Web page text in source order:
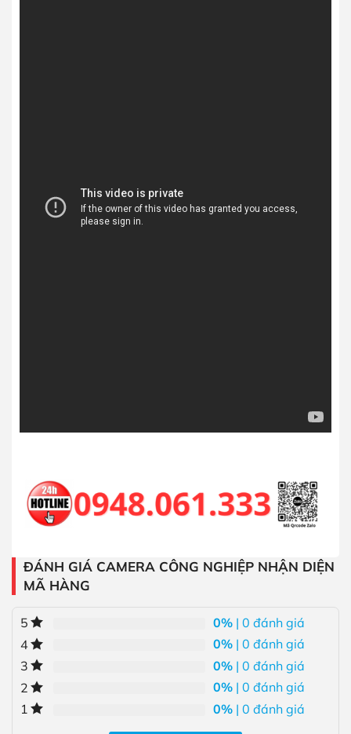
ĐÁNH GIÁ CAMERA CÔNG NGHIỆP NHẬN DIỆN
MÃ HÀNG
5 0% | 0 đánh giá
4
0% | 0 đánh giá
3
0% | 0 đánh giá
2
0% | 0 đánh giá
1
0% | 0 đánh giá